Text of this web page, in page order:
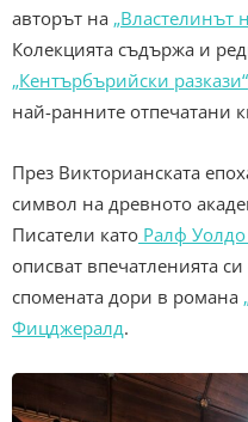
авторът на „Властелинът
Колекцията съдържа и
„Кентърбърийски разкази“
най-ранните отпечатани
През Викторианската
символ на древното
Писатели като Ралф
описват впечатленията
спомената дори в романа
Фицджералд.